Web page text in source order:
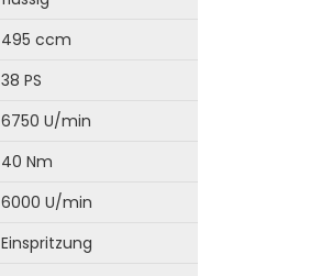
495 ccm
38 PS
6750 U/min
40 Nm
6000 U/min
Einspritzung